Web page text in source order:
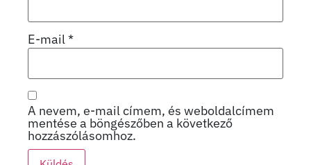
E-mail*
A nevem, e-mail címem, és weboldalcímem
mentése a böngészőben a következő
hozzászólásomhoz.